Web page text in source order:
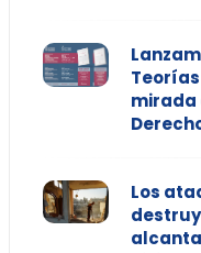
mirada
Los